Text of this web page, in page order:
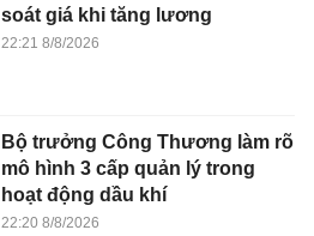
soát giá khi tăng lương
22:21 8/8/2026
Bộ trưởng Công Thương làm rõ
mô hình 3 cấp quản lý trong
hoạt động dầu khí
22:20 8/8/2026